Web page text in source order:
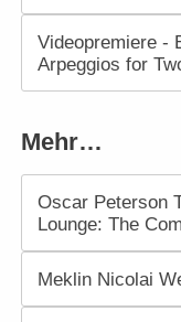
Videopremiere -
Arpeggios for
Mehr…
Oscar Peterson
Lounge: The
Meklin Nicolai